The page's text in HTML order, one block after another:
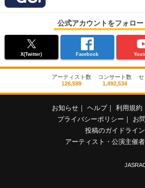
公式アカウントをフォロー
X(Twitter) Facebook
アーティスト数
126,599
コンサート数
1,492,534
セ
お知らせ ｜ ヘルプ｜ 利用規約
プライバシーポリシー ｜
お
投稿のガイドライン
アーティスト・公演主催